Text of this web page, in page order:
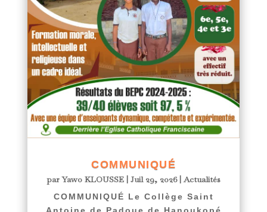
COMMUNIQUÉ
parYawo KLOUSSE| Juil 29, 2026|Actualités
COMMUNIQUÉ Le Collège Saint